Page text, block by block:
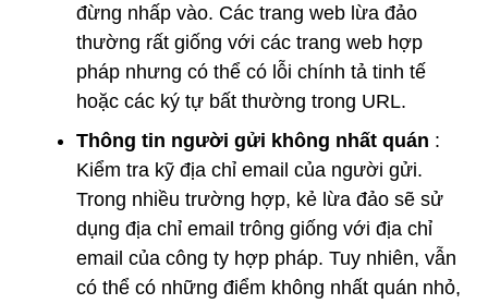
đừng nhấp vào. Các trang web lừa đảo
thường rất giống với các trang web hợp
pháp nhưng có thể có lỗi chính tả tinh tế
hoặc các ký tự bất thường trong URL.
Thông tin người gửi không nhất quán :
Kiểm tra kỹ địa chỉ email của người gửi.
Trong nhiều trường hợp, kẻ lừa đảo sẽ sử
dụng địa chỉ email trông giống với địa chỉ
email của công ty hợp pháp. Tuy nhiên, vẫn
có thể có những điểm không nhất quán nhỏ,